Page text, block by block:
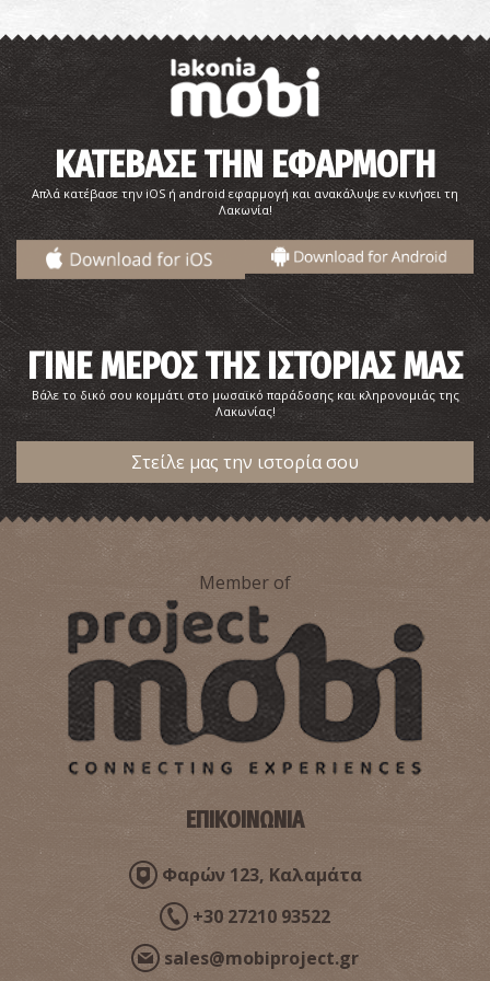
Κάστρο της Άνω Πούλας ή Κάστρο της Μακρυνάς ή Άνω
Κηπούλα
ΚΑΣΤΡΑ ~3.9Km
Πύργος Μεσίσκλη
~4.3Km
Ναός Κοιμήσεως της Θεοτόκου
ΚΑΤΕΒΑΣΕ ΤΗΝ ΕΦΑΡΜΟΓΗ
Απλά κατέβασε την iOS ή android εφαρμογή και ανακάλυψε εν κινήσει τη
Λακωνία!
ΓΙΝΕ ΜΕΡΟΣ ΤΗΣ ΙΣΤΟΡΙΑΣ ΜΑΣ
Βάλε το δικό σου κομμάτι στο μωσαϊκό παράδοσης και κληρονομιάς της
Λακωνίας!
Στείλε μας την ιστορία σου
Member of
ΕΠΙΚΟΙΝΩΝΙΑ
Φαρών 123, Καλαμάτα
+30 27210 93522
sales@mobiproject.gr